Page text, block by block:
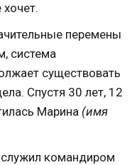
перемены
система
существовать
Спустя 30 лет, 12
Марина (имя
служил командиром